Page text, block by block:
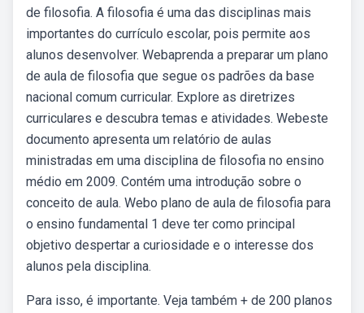
de filosofia. A filosofia é uma das disciplinas mais
importantes do currículo escolar, pois permite aos
alunos desenvolver. Webaprenda a preparar um plano
de aula de filosofia que segue os padrões da base
nacional comum curricular. Explore as diretrizes
curriculares e descubra temas e atividades. Webeste
documento apresenta um relatório de aulas
ministradas em uma disciplina de filosofia no ensino
médio em 2009. Contém uma introdução sobre o
conceito de aula. Webo plano de aula de filosofia para
o ensino fundamental 1 deve ter como principal
objetivo despertar a curiosidade e o interesse dos
alunos pela disciplina.
Para isso, é importante. Veja também + de 200 planos